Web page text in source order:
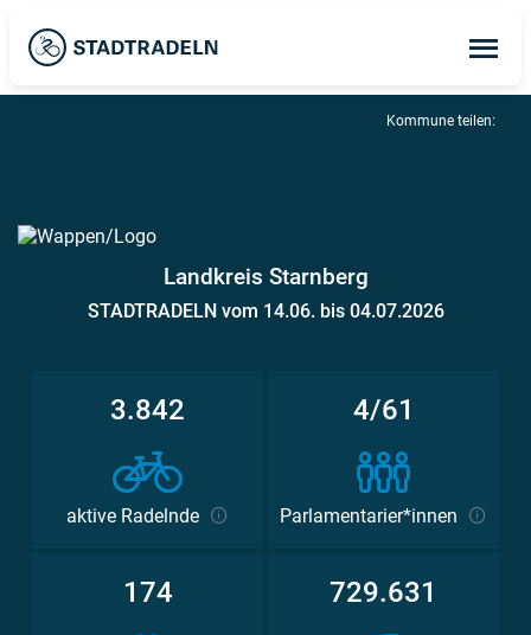
Landkreis Starnberg
STADTRADELN vom 14.06. bis 04.07.2026
3.842
aktive Radelnde
4/61
Parlamentarier*innen
174 729.631
Kommune teilen: